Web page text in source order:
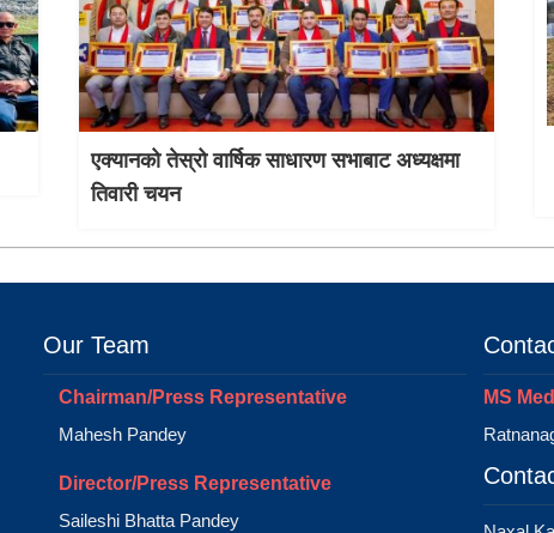
एक्यानको तेस्रो वार्षिक साधारण सभाबाट अध्यक्षमा
तिवारी चयन
Our Team
Chairman/Press Representative
Mahesh Pandey
Director/Press Representative
Saileshi Bhatta Pandey
MS